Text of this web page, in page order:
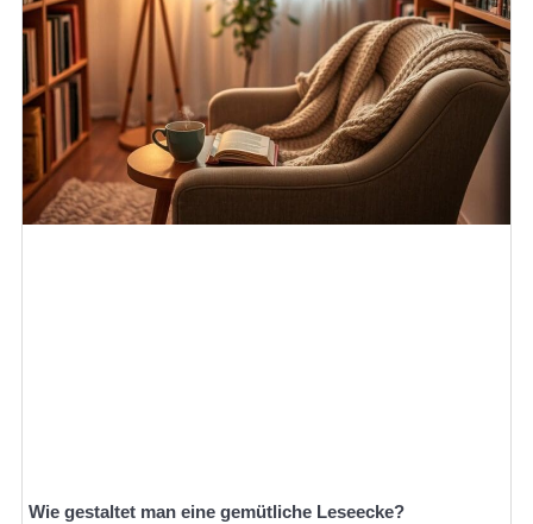
Wie gestaltet man eine gemütliche Leseecke?